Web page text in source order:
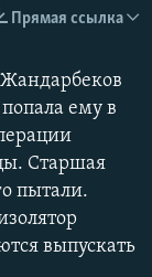
480p
480p
1080p
Прямая ссылка
ему в
Старшая
пытали.
выпускать